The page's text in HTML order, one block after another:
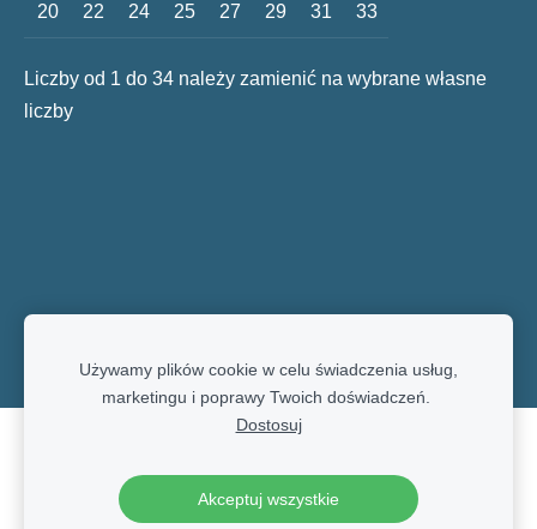
20 22 24 25 27 29 31 33
Liczby od 1 do 34 należy zamienić na wybrane własne
liczby
Używamy plików cookie w celu świadczenia usług,
marketingu i poprawy Twoich doświadczeń.
Dostosuj
Akceptuj wszystkie